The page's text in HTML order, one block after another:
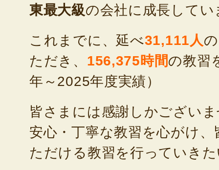
東最大級の会社に成長してい
これまでに、延べ31,111人
ただき、 156,375時間の教習
年～2025年度実績）
皆さまには感謝しかござい
安心・丁寧な教習を心がけ
ただける教習を行っていき